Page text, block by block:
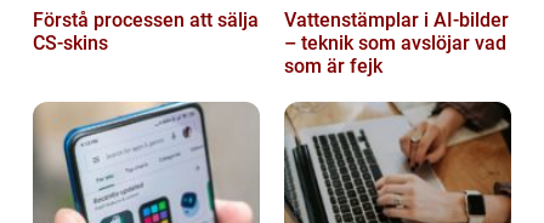
Förstå processen att sälja
CS-skins
Vattenstämplar i AI-bilder
– teknik som avslöjar vad
som är fejk